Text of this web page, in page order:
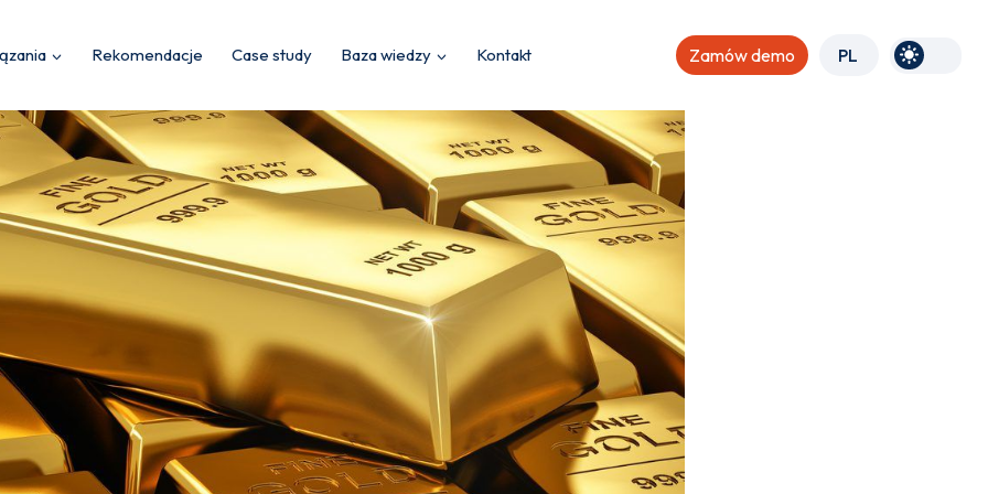
Rekomendacje Case study Baza wiedzy Kontakt Zamów demo PL